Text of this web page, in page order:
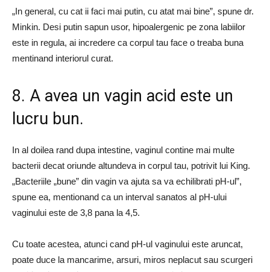
„In general, cu cat ii faci mai putin, cu atat mai bine”, spune dr.
Minkin. Desi putin sapun usor, hipoalergenic pe zona labiilor
este in regula, ai incredere ca corpul tau face o treaba buna
mentinand interiorul curat.
8. A avea un vagin acid este un
lucru bun.
In al doilea rand dupa intestine, vaginul contine mai multe
bacterii decat oriunde altundeva in corpul tau, potrivit lui King.
„Bacteriile „bune” din vagin va ajuta sa va echilibrati pH-ul”,
spune ea, mentionand ca un interval sanatos al pH-ului
vaginului este de 3,8 pana la 4,5.
Cu toate acestea, atunci cand pH-ul vaginului este aruncat,
poate duce la mancarime, arsuri, miros neplacut sau scurgeri